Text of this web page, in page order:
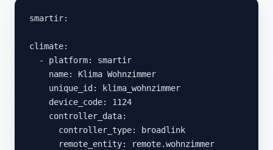
smartir:
climate:
  - platform: smartir
    name: Klima Wohnzimmer
    unique_id: klima_wohnzimmer
    device_code: 1124
    controller_data:
      controller_type: broadlink
      remote_entity: remote.wohnzimmer